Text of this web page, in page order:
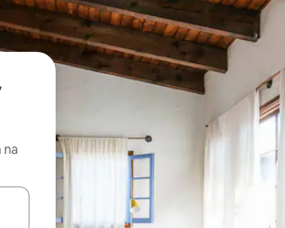
na
pomocou klávesov so šípkami nahor a